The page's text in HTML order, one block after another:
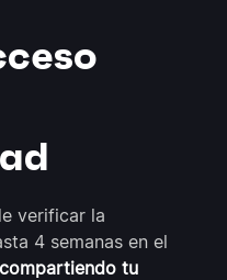
verificar la
4 semanas en el
compartiendo tu